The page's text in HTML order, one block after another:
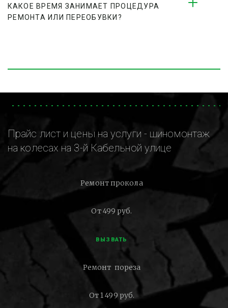
КАКОЕ ВРЕМЯ ЗАНИМАЕТ ПРОЦЕДУРА
РЕМОНТА ИЛИ ПЕРЕОБУВКИ?
Прайс лист и цены на услуги - шиномонтаж
на колесах на 3-й Кабельной улице
Ремонт прокола
От 499 руб.
ВЫЗВАТЬ
Ремонт пореза
От 1 499 руб.